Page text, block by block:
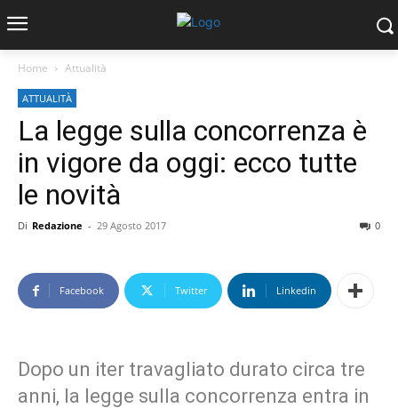
Home Attualità
ATTUALITÀ
La legge sulla concorrenza è
in vigore da oggi: ecco tutte
le novità
Di Redazione - 29 Agosto 2017 0
Facebook Twitter Linkedin
Dopo un iter travagliato durato circa tre
anni, la legge sulla concorrenza entra in